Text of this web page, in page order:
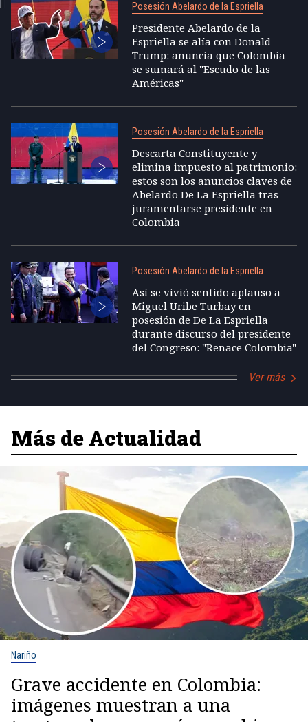
Posesión Abelardo de la Espriella
Presidente Abelardo de la
Espriella se alía con Donald
Trump: anuncia que Colombia
se sumará al "Escudo de las
Américas"
Posesión Abelardo de la Espriella
Descarta Constituyente y
elimina impuesto al patrimonio:
estos son los anuncios claves de
Abelardo De La Espriella tras
juramentarse presidente en
Colombia
Posesión Abelardo de la Espriella
Así se vivió sentido aplauso a
Miguel Uribe Turbay en
posesión de De La Espriella
durante discurso del presidente
del Congreso: "Renace Colombia"
Ver más
Más de Actualidad
Nariño
Grave accidente en Colombia:
imágenes muestran a una